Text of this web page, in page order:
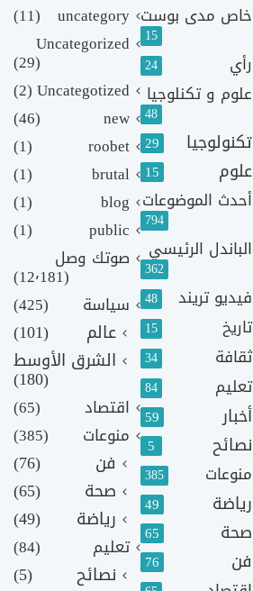
خاص مدى بوست
15
رأي 24
علوم و تكنلوجيا
48
تكنولوجيا 29
علوم 15
أحدث الموضوعات
794
الباندل الرئيسي
362
فيديو تريند 48
تاريخ 15
ثقافة 34
تعليم 84
أخبار 59
نصائح 5
منوعات 385
رياضة 49
صحة 65
فن 76
uncategory
(11)
Uncategorized
(29)
Uncategotized
(2)
new
(46)
roobet
(1)
brutal
(1)
blog
(1)
public
(1)
صوتك وصل
(12٬181)
سياسة
(425)
عالم
(101)
الشرق الأوسط
(180)
اقتصاد
(65)
منوعات
(385)
فن
(76)
صحة
(65)
رياضة
(49)
تعليم (84)
نصائح
(5)